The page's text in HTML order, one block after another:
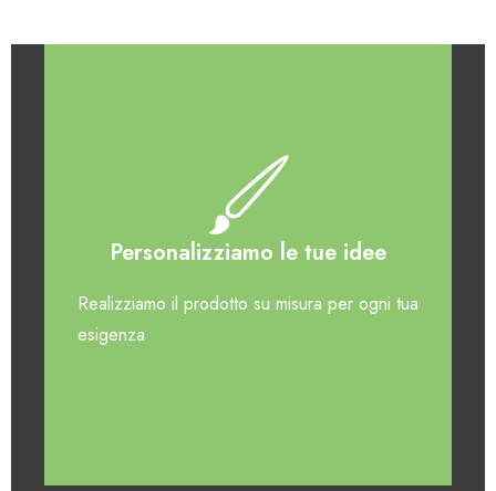
Personalizziamo le tue idee
Realizziamo il prodotto su misura per ogni tua
esigenza